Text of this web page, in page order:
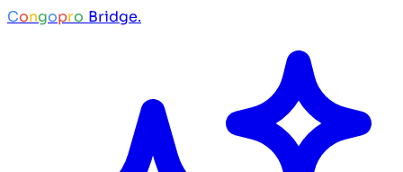
Congopro Bridge.